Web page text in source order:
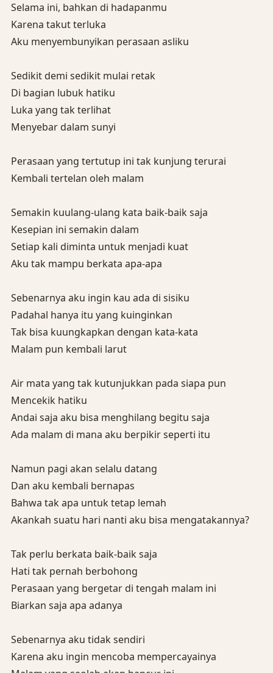
Selama ini, bahkan di hadapanmu
Karena takut terluka
Aku menyembunyikan perasaan asliku
Sedikit demi sedikit mulai retak
Di bagian lubuk hatiku
Luka yang tak terlihat
Menyebar dalam sunyi
Perasaan yang tertutup ini tak kunjung terurai
Kembali tertelan oleh malam
Semakin kuulang-ulang kata baik-baik saja
Kesepian ini semakin dalam
Setiap kali diminta untuk menjadi kuat
Aku tak mampu berkata apa-apa
Sebenarnya aku ingin kau ada di sisiku
Padahal hanya itu yang kuinginkan
Tak bisa kuungkapkan dengan kata-kata
Malam pun kembali larut
Air mata yang tak kutunjukkan pada siapa pun
Mencekik hatiku
Andai saja aku bisa menghilang begitu saja
Ada malam di mana aku berpikir seperti itu
Namun pagi akan selalu datang
Dan aku kembali bernapas
Bahwa tak apa untuk tetap lemah
Akankah suatu hari nanti aku bisa mengatakannya?
Tak perlu berkata baik-baik saja
Hati tak pernah berbohong
Perasaan yang bergetar di tengah malam ini
Biarkan saja apa adanya
Sebenarnya aku tidak sendiri
Karena aku ingin mencoba mempercayainya